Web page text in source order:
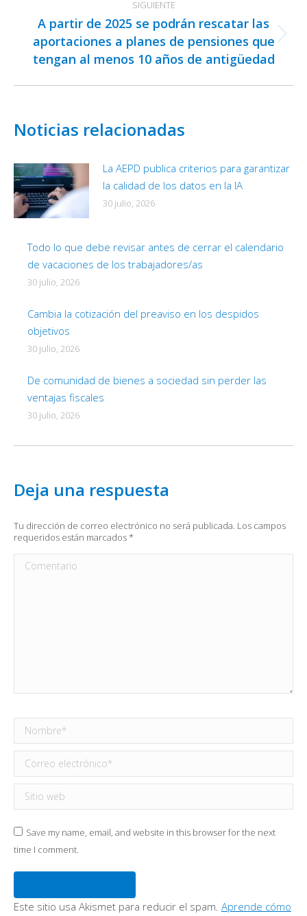
SIGUIENTE
Publicación
siguiente:
A partir de 2025 se podrán rescatar las
aportaciones a planes de pensiones que
tengan al menos 10 años de antigüedad
Noticias relacionadas
La AEPD publica criterios para garantizar
la calidad de los datos en la IA
30 julio, 2026
Todo lo que debe revisar antes de cerrar el calendario
de vacaciones de los trabajadores/as
30 julio, 2026
Cambia la cotización del preaviso en los despidos
objetivos
30 julio, 2026
De comunidad de bienes a sociedad sin perder las
ventajas fiscales
30 julio, 2026
Deja una respuesta
Tu dirección de correo electrónico no será publicada. Los campos
requeridos están marcados*
Comentario
Nombre *
Correo electrónico *
Sitio web
Save my name, email, and website in this browser for the next
time I comment.
Este sitio usa Akismet para reducir el spam. Aprende cómo